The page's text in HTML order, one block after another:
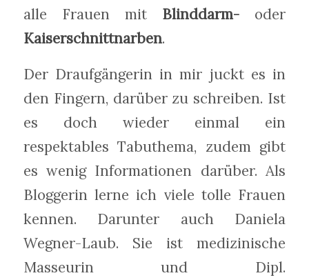
alle Frauen mit Blinddarm- oder
Kaiserschnittnarben.
Der Draufgängerin in mir juckt es in
den Fingern, darüber zu schreiben. Ist
es doch wieder einmal ein
respektables Tabuthema, zudem gibt
es wenig Informationen darüber. Als
Bloggerin lerne ich viele tolle Frauen
kennen. Darunter auch Daniela
Wegner-Laub. Sie ist medizinische
Masseurin und Dipl.